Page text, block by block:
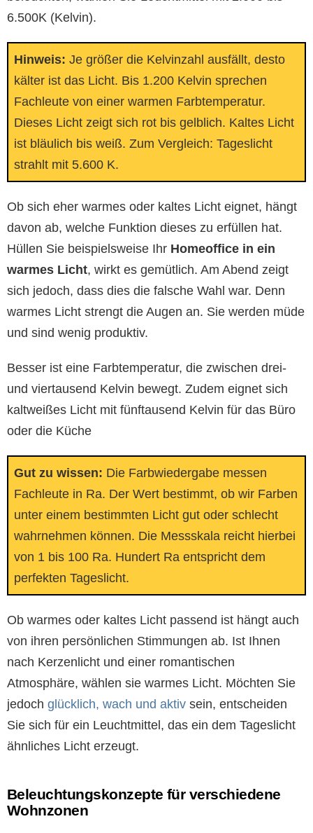
6.500K (Kelvin).
Hinweis: Je größer die Kelvinzahl ausfällt, desto
kälter ist das Licht. Bis 1.200 Kelvin sprechen
Fachleute von einer warmen Farbtemperatur.
Dieses Licht zeigt sich rot bis gelblich. Kaltes Licht
ist bläulich bis weiß. Zum Vergleich: Tageslicht
strahlt mit 5.600 K.
Ob sich eher warmes oder kaltes Licht eignet, hängt
davon ab, welche Funktion dieses zu erfüllen hat.
Hüllen Sie beispielsweise Ihr Homeoffice in ein
warmes Licht, wirkt es gemütlich. Am Abend zeigt
sich jedoch, dass dies die falsche Wahl war. Denn
warmes Licht strengt die Augen an. Sie werden müde
und sind wenig produktiv.
Besser ist eine Farbtemperatur, die zwischen drei-
und viertausend Kelvin bewegt. Zudem eignet sich
kaltweißes Licht mit fünftausend Kelvin für das Büro
oder die Küche
Gut zu wissen: Die Farbwiedergabe messen
Fachleute in Ra. Der Wert bestimmt, ob wir Farben
unter einem bestimmten Licht gut oder schlecht
wahrnehmen können. Die Messskala reicht hierbei
von 1 bis 100 Ra. Hundert Ra entspricht dem
perfekten Tageslicht.
Ob warmes oder kaltes Licht passend ist hängt auch
von ihren persönlichen Stimmungen ab. Ist Ihnen
nach Kerzenlicht und einer romantischen
Atmosphäre, wählen sie warmes Licht. Möchten Sie
jedoch glücklich, wach und aktiv sein, entscheiden
Sie sich für ein Leuchtmittel, das ein dem Tageslicht
ähnliches Licht erzeugt.
Beleuchtungskonzepte für verschiedene
Wohnzonen